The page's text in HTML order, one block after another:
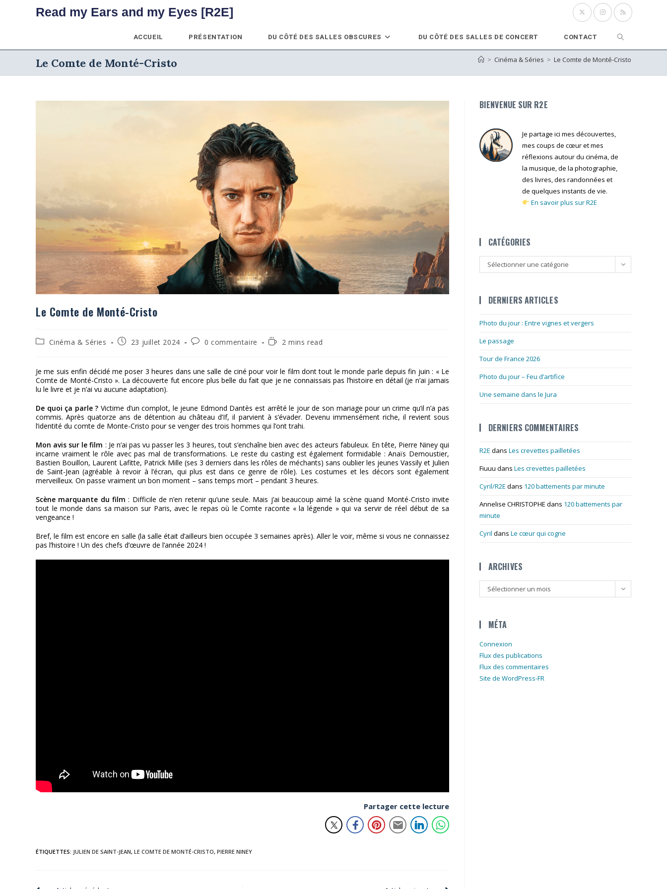
Read my Ears and my Eyes [R2E]
ACCUEIL PRÉSENTATION DU CÔTÉ DES SALLES OBSCURES DU CÔTÉ DES SALLES DE CONCERT CONTACT Toggle
website
Le Comte de Monté-Cristo > Cinéma & Séries > Le Comte de Monté-Cristo
Le Comte de Monté-Cristo
PostCinéma & Séries
Publication
23 juillet 2024
Commentaires
publication :
0 commentaire
Temps2 mins read
Je me suis enfin décidé me poser 3 heures dans une salle de ciné pour voir le film dont tout le monde parle depuis fin juin : « Le
Comte de Monté-Cristo ». La découverte fut encore plus belle du fait que je ne connaissais pas l’histoire en détail (je n’ai jamais
lu le livre et je n’ai vu aucune adaptation).
De quoi ça parle ? Victime d’un complot, le jeune Edmond Dantès est arrêté le jour de son mariage pour un crime qu’il n’a pas
commis. Après quatorze ans de détention au château d’If, il parvient à s’évader. Devenu immensément riche, il revient sous
l’identité du comte de Monte-Cristo pour se venger des trois hommes qui l’ont trahi.
Mon avis sur le film : Je n’ai pas vu passer les 3 heures, tout s’enchaîne bien avec des acteurs fabuleux. En tête, Pierre Niney qui
incarne vraiment le rôle avec pas mal de transformations. Le reste du casting est également formidable : Anaïs Demoustier,
Bastien Bouillon, Laurent Lafitte, Patrick Mille (ses 3 derniers dans les rôles de méchants) sans oublier les jeunes Vassily et Julien
de Saint-Jean (agréable à revoir à l’écran, qui plus est dans ce genre de rôle). Les costumes et les décors sont également
merveilleux. On passe vraiment un bon moment – sans temps mort – pendant 3 heures.
Scène marquante du film: Difficile de n’en retenir qu’une seule. Mais j’ai beaucoup aimé la scène quand Monté-Cristo invite
tout le monde dans sa maison sur Paris, avec le repas où le Comte raconte « la légende » qui va servir de réel début de sa
vengeance !
Bref, le film est encore en salle (la salle était d’ailleurs bien occupée 3 semaines après). Aller le voir, même si vous ne connaissez
pas l’histoire ! Un des chefs d’œuvre de l’année 2024 !
Partager cette lecture
ÉTIQUETTES: JULIEN DE SAINT-JEAN, LE COMTE DE MONTÉ-CRISTO, PIERRE NINEY
BIENVENUE SUR R2E
Je partage ici mes découvertes,
mes coups de cœur et mes
réflexions autour du cinéma, de
la musique, de la photographie,
des livres, des randonnées et
de quelques instants de vie.
En savoir plus sur R2E
CATÉGORIES
Catégories
Sélectionner une catégorie
DERNIERS ARTICLES
Photo du jour : Entre vignes et vergers
Le passage
Tour de France 2026
Photo du jour – Feu d’artifice
Une semaine dans le Jura
DERNIERS COMMENTAIRES
R2E dans Les crevettes pailletées
Fiuuu dans Les crevettes pailletées
Cyril/R2E dans 120 battements par minute
Annelise CHRISTOPHE dans 120 battements par
minute
Cyril dans Le cœur qui cogne
ARCHIVES
Archives
Sélectionner un mois
MÉTA
Connexion
Flux des publications
Flux des commentaires
Site de WordPress-FR